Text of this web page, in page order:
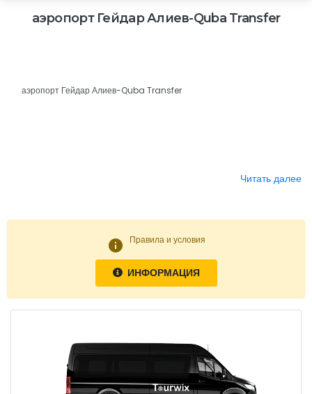
аэропорт Гейдар Алиев-Quba Transfer
аэропорт Гейдар Алиев-Quba Transfer
Читать далее
info Правила и условия
ИНФОРМАЦИЯ